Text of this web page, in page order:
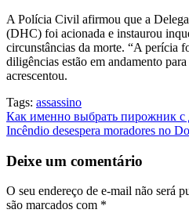
A Polícia Civil afirmou que a
(DHC) foi acionada e instaurou
circunstâncias da morte. “A perícia
diligências estão em andamento para
acrescentou.
Tags: assassino
Navegação
de
Post
Как именно выбрать пирожник с
Incêndio desespera moradores no
Deixe um comentário
O seu endereço de e-mail não será
são marcados com *